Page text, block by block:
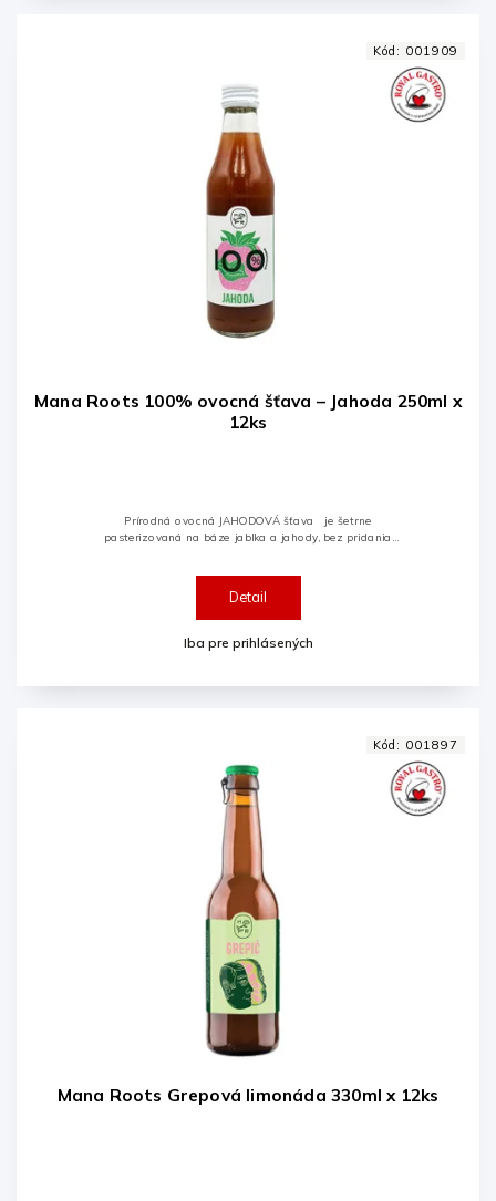
Mana Roots 100% ovocná šťava – Jahoda 250ml x
12ks
Iba pre prihlásených
Detail
Prírodná ovocná JAHODOVÁ šťava je šetrne
pasterizovaná na báze jablka a jahody, bez pridania
Kód: 001909
Mana Roots Grepová limonáda 330ml x 12ks
Kód: 001897